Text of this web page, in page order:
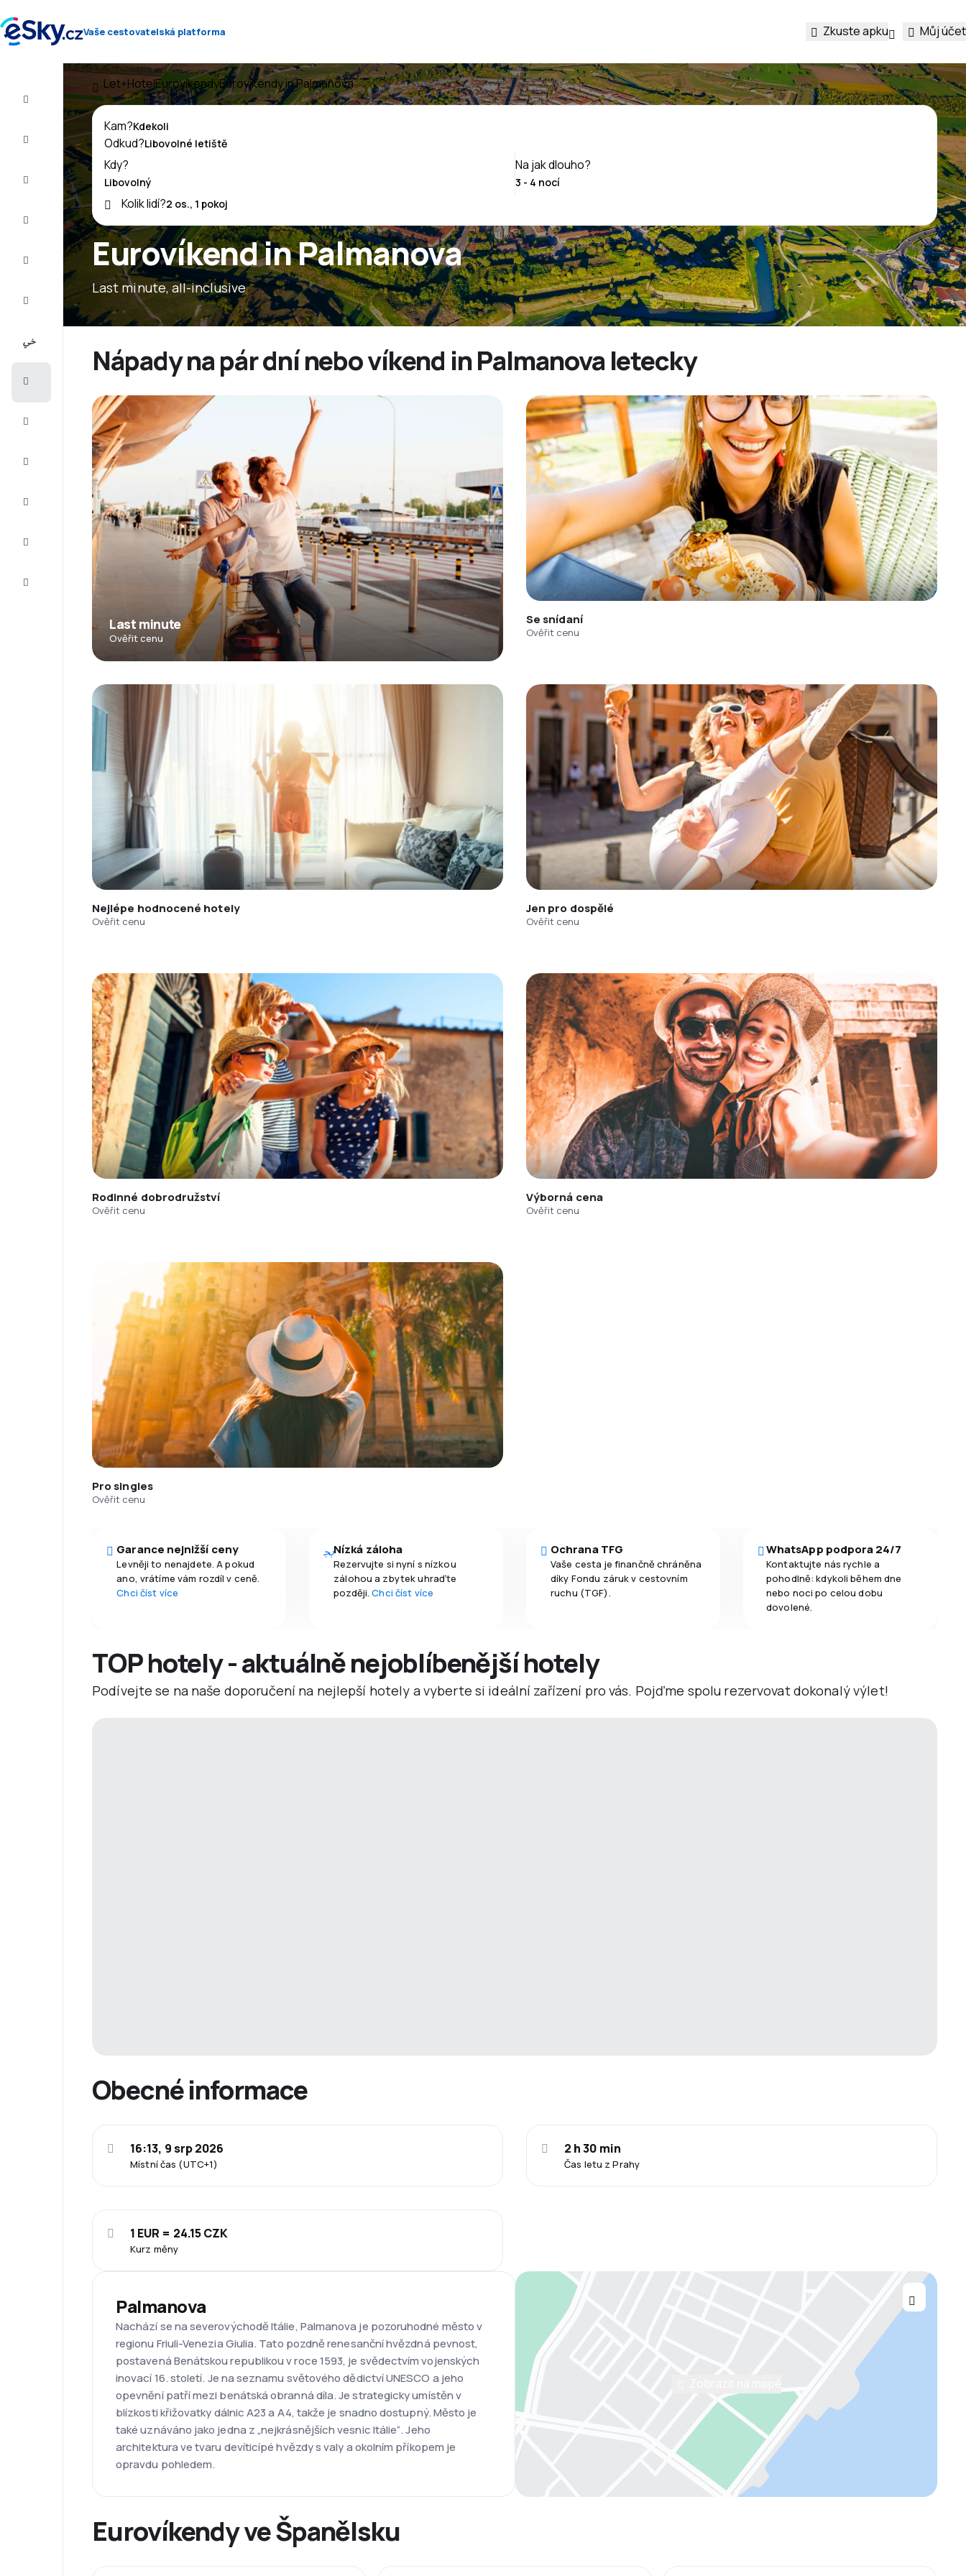
Vaše cestovatelská platforma Zkuste apku Můj účet
Let+Hotel
Letenky
Dovolená
Let+HotelEurovíkendyEurovíkendy in Palmanova
Eurovíkend in Palmanova
Last minute, all-inclusive
Kam?
Odkud?
Kdy?
Na jak dlouho?
Kolik lidí?
Nápady na pár dní nebo víkend in Palmanova letecky
Last minute
Ověřit cenu
Se snídaní
Ověřit cenu
Nejlépe hodnocené hotely
Ověřit cenu
Jen pro dospělé
Ověřit cenu
Rodinné dobrodružství
Ověřit cenu
Výborná cena
Ověřit cenu
Pro singles
Ověřit cenu
Garance nejnižší ceny
Levněji to nenajdete. A pokud
ano, vrátíme vám rozdíl v ceně.
Chci číst více
Nízká záloha
Rezervujte si nyní s nízkou
zálohou a zbytek uhraďte
později.Chci číst více
Ochrana TFG
Vaše cesta je finančně chráněna
díky Fondu záruk v cestovním
ruchu (TGF).
WhatsApp podpora 24/7
Kontaktujte nás rychle a
pohodlně: kdykoli během dne
nebo noci po celou dobu
dovolené.
TOP hotely - aktuálně nejoblíbenější hotely
Podívejte se na naše doporučení na nejlepší hotely a vyberte si ideální zařízení pro vás. Pojďme spolu rezervovat dokonalý výlet!
Obecné informace
Místní čas (UTC+1)
16:13, 9 srp 2026
Čas letu z Prahy
2 h 30 min
Kurz měny
1 EUR = 24.15 CZK
Palmanova
Nachází se na severovýchodě Itálie, Palmanova je pozoruhodné město v
regionu Friuli-Venezia Giulia. Tato pozdně renesanční hvězdná pevnost,
postavená Benátskou republikou v roce 1593, je svědectvím vojenských
inovací 16. století. Je na seznamu světového dědictví UNESCO a jeho
opevnění patří mezi benátská obranná díla. Je strategicky umístěn v
blízkosti křižovatky dálnic A23 a A4, takže je snadno dostupný. Město je
také uznáváno jako jedna z „nejkrásnějších vesnic Itálie“. Jeho
architektura ve tvaru devíticípé hvězdy s valy a okolním příkopem je
opravdu pohledem.
Eurovíkendy ve Španělsku